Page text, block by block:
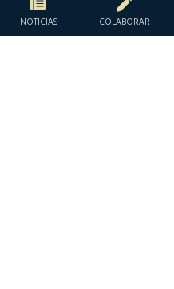
NOTICIAS COLABORAR